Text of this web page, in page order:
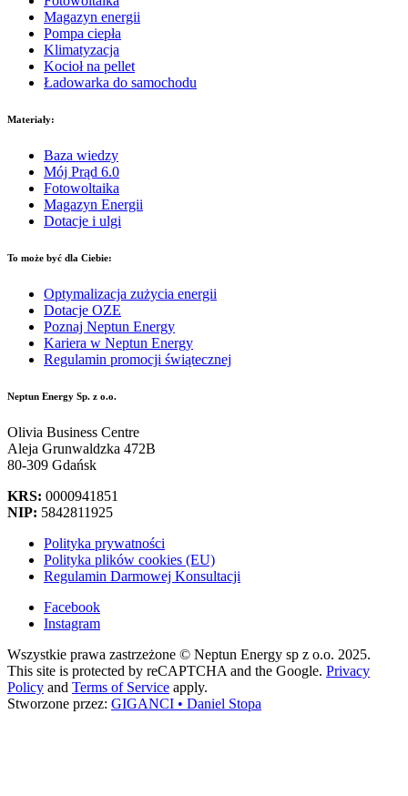
Magazyn energii
Pompa ciepła
Klimatyzacja
Kocioł na pellet
Ładowarka do samochodu
Materiały:
Baza wiedzy
Mój Prąd 6.0
Fotowoltaika
Magazyn Energii
Dotacje i ulgi
To może być dla Ciebie:
Optymalizacja zużycia energii
Dotacje OZE
Poznaj Neptun Energy
Kariera w Neptun Energy
Regulamin promocji świątecznej
Neptun Energy Sp. z o.o.
Olivia Business Centre
Aleja Grunwaldzka 472B
80-309 Gdańsk
KRS: 0000941851
NIP: 5842811925
Polityka prywatności
Polityka plików cookies (EU)
Regulamin Darmowej Konsultacji
Facebook
Instagram
Wszystkie prawa zastrzeżone © Neptun Energy sp z o.o. 2025.
This site is protected by reCAPTCHA and the Google. Privacy
Policy and Terms of Service apply.
Stworzone przez: GIGANCI • Daniel Stopa